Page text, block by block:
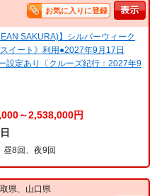
お気に入りに登録
SAKURA)】シルバーウィーク
イート》利用●2027年9月17日
設定あり〔クルーズ紀行：2027年9
～2,538,000円
昼8回、夜9回
県、山口県